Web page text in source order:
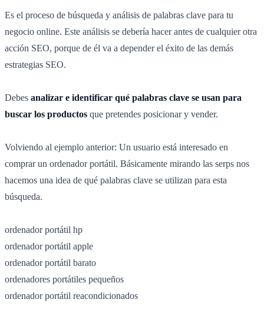
Es el proceso de búsqueda y análisis de palabras clave para tu
negocio online. Este análisis se debería hacer antes de cualquier otra
acción SEO, porque de él va a depender el éxito de las demás
estrategias SEO.
Debes analizar e identificar qué palabras clave se usan para
buscar los productos que pretendes posicionar y vender.
Volviendo al ejemplo anterior: Un usuario está interesado en
comprar un ordenador portátil. Básicamente mirando las serps nos
hacemos una idea de qué palabras clave se utilizan para esta
búsqueda.
ordenador portátil hp
ordenador portátil apple
ordenador portátil barato
ordenadores portátiles pequeños
ordenador portátil reacondicionados